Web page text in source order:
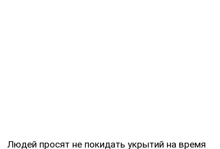
Людей просят не покидать укрытий на время